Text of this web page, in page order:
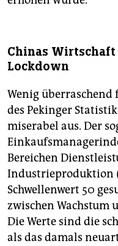
Chinas
Lockdown
Wenig
des Pekinger
miserabel aus. Der
Bereichen
Industrieproduktion
Schwellenwert 50
zwischen Wachstum
Die Werte sind die
als das damals